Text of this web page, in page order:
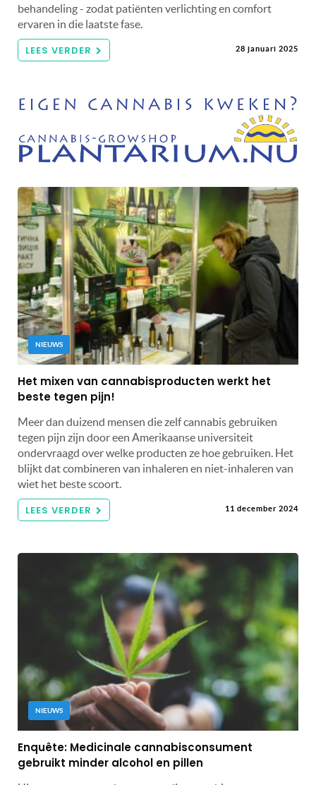
behandeling - zodat patiënten verlichting en comfort
ervaren in die laatste fase.
LEES VERDER 28 januari 2025
NIEUWS
Het mixen van cannabisproducten werkt het
beste tegen pijn!
Meer dan duizend mensen die zelf cannabis gebruiken
tegen pijn zijn door een Amerikaanse universiteit
ondervraagd over welke producten ze hoe gebruiken. Het
blijkt dat combineren van inhaleren en niet-inhaleren van
wiet het beste scoort.
LEES VERDER 11 december 2024
NIEUWS
Enquête: Medicinale cannabisconsument
gebruikt minder alcohol en pillen